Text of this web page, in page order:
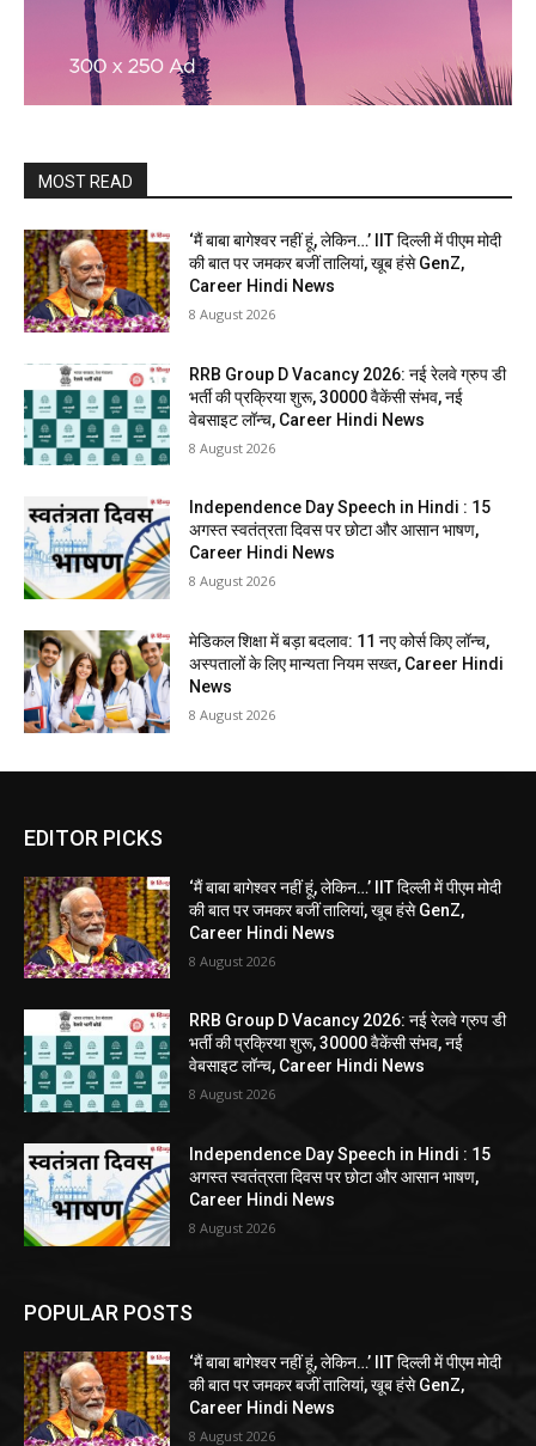
MOST READ
‘मैं बाबा बागेश्वर नहीं हूं, लेकिन…’ IIT दिल्ली में पीएम मोदी
की बात पर जमकर बजीं तालियां, खूब हंसे GenZ,
Career Hindi News
8 August 2026
RRB Group D Vacancy 2026: नई रेलवे ग्रुप डी
भर्ती की प्रक्रिया शुरू, 30000 वैकेंसी संभव, नई
वेबसाइट लॉन्च, Career Hindi News
8 August 2026
Independence Day Speech in Hindi : 15
अगस्त स्वतंत्रता दिवस पर छोटा और आसान भाषण,
Career Hindi News
8 August 2026
मेडिकल शिक्षा में बड़ा बदलाव: 11 नए कोर्स किए लॉन्च,
अस्पतालों के लिए मान्यता नियम सख्त, Career Hindi
News
8 August 2026
EDITOR PICKS
‘मैं बाबा बागेश्वर नहीं हूं, लेकिन…’ IIT दिल्ली में पीएम मोदी
की बात पर जमकर बजीं तालियां, खूब हंसे GenZ,
Career Hindi News
8 August 2026
RRB Group D Vacancy 2026: नई रेलवे ग्रुप डी
भर्ती की प्रक्रिया शुरू, 30000 वैकेंसी संभव, नई
वेबसाइट लॉन्च, Career Hindi News
8 August 2026
Independence Day Speech in Hindi : 15
अगस्त स्वतंत्रता दिवस पर छोटा और आसान भाषण,
Career Hindi News
8 August 2026
POPULAR POSTS
‘मैं बाबा बागेश्वर नहीं हूं, लेकिन…’ IIT दिल्ली में पीएम मोदी
की बात पर जमकर बजीं तालियां, खूब हंसे GenZ,
Career Hindi News
8 August 2026